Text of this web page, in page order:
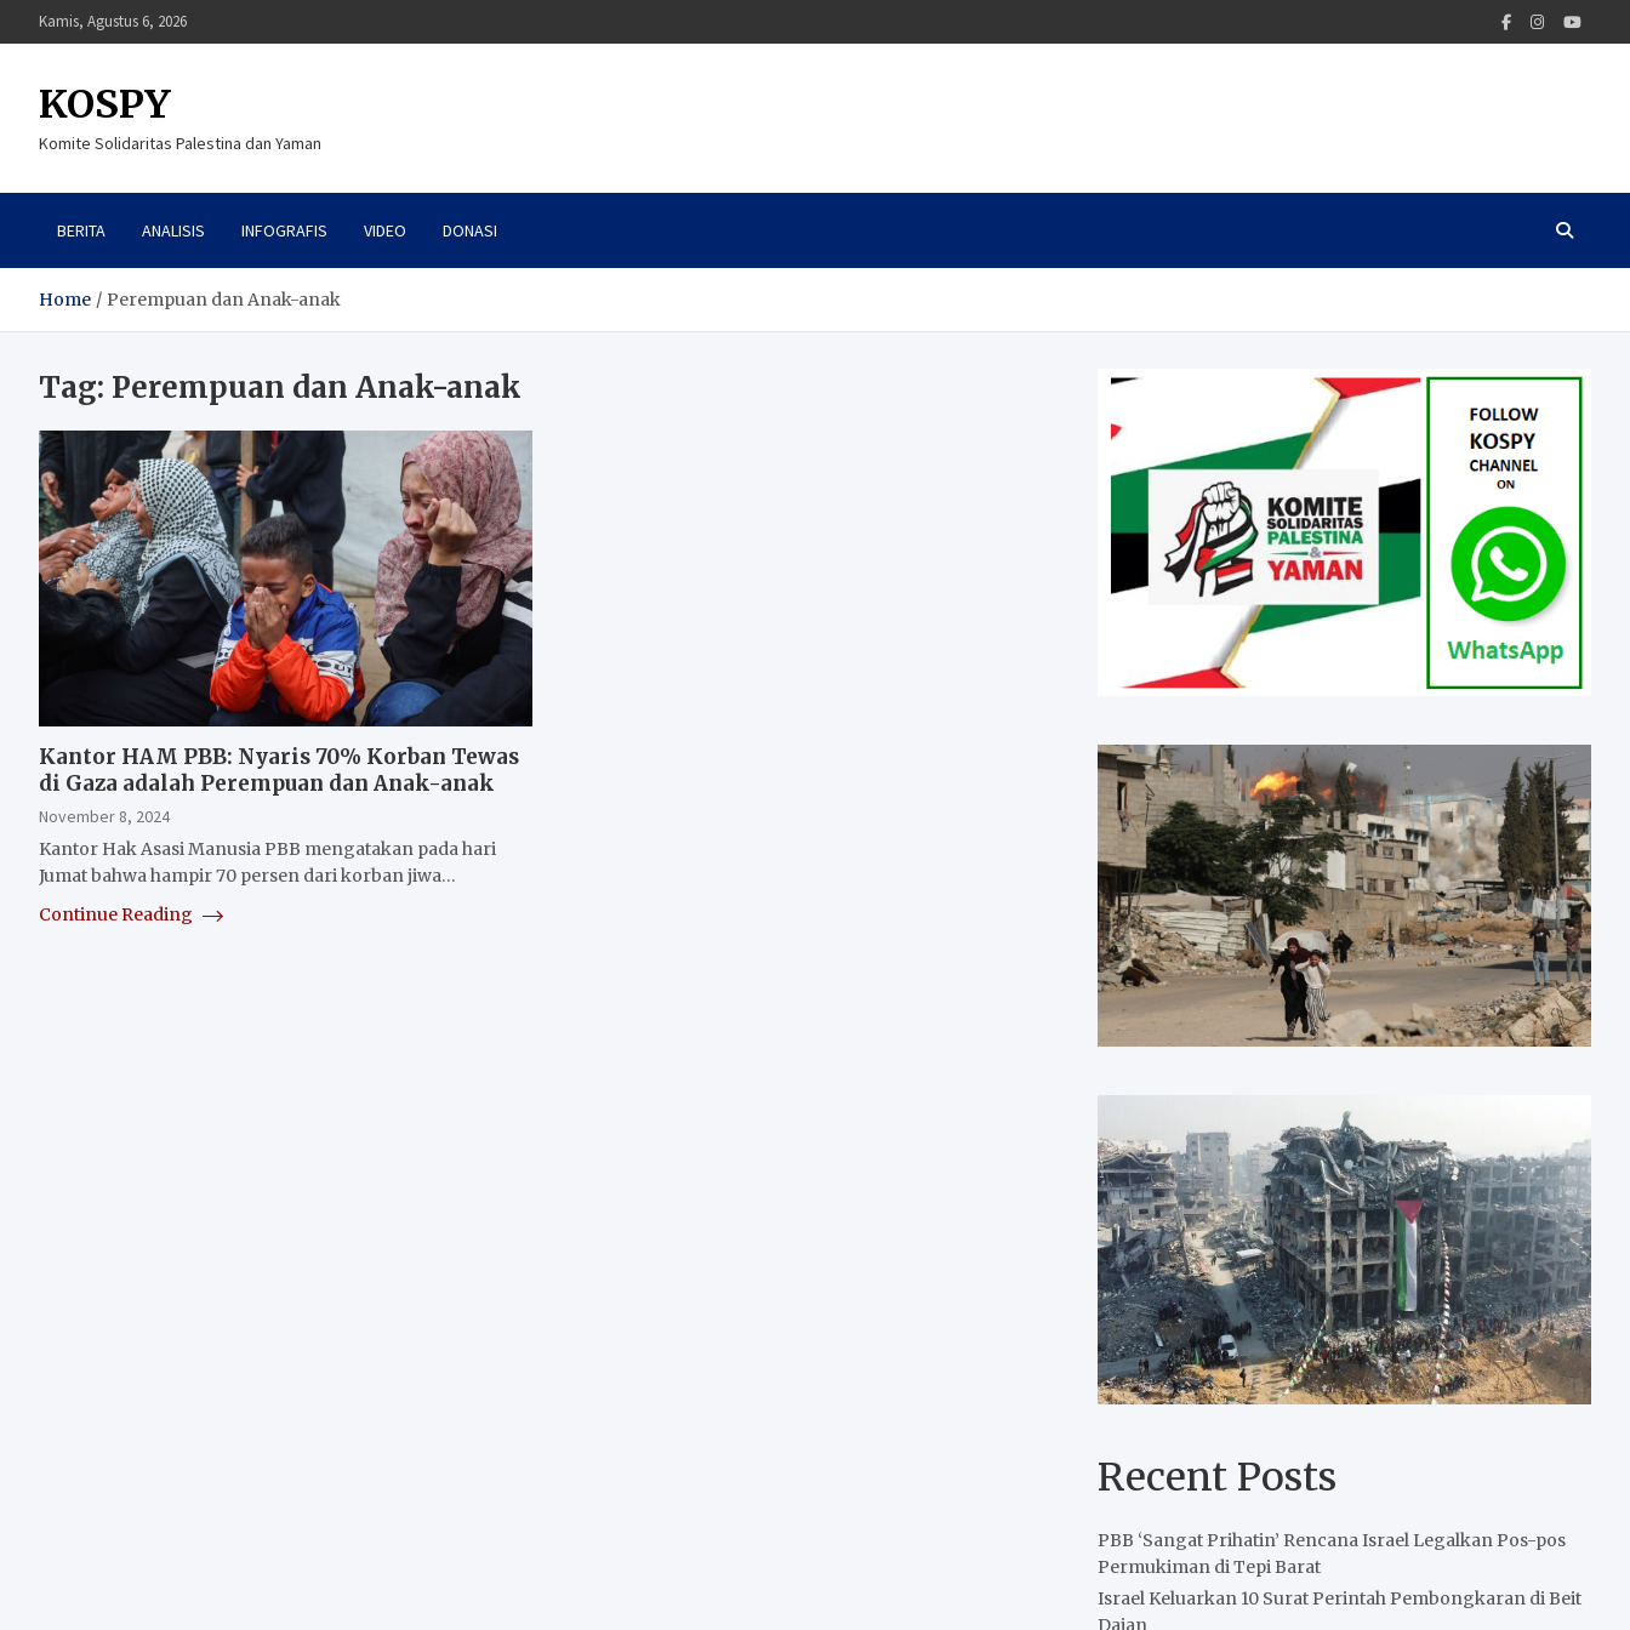
to
Kamis, Agustus 6, 2026
KOSPY
Komite Solidaritas Palestina dan Yaman
BERITA ANALISIS INFOGRAFIS VIDEO DONASI
Home Perempuan dan Anak-anak
Tag: Perempuan dan Anak-anak
Kantor HAM PBB: Nyaris 70% Korban Tewas
di Gaza adalah Perempuan dan Anak-anak
November 8, 2024
Kantor Hak Asasi Manusia PBB mengatakan pada hari
Jumat bahwa hampir 70 persen dari korban jiwa…
Continue Reading
Recent Posts
PBB ‘Sangat Prihatin’ Rencana Israel Legalkan Pos-pos
Permukiman di Tepi Barat
Israel Keluarkan 10 Surat Perintah Pembongkaran di Beit
Dajan